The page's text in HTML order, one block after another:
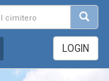
LOGIN